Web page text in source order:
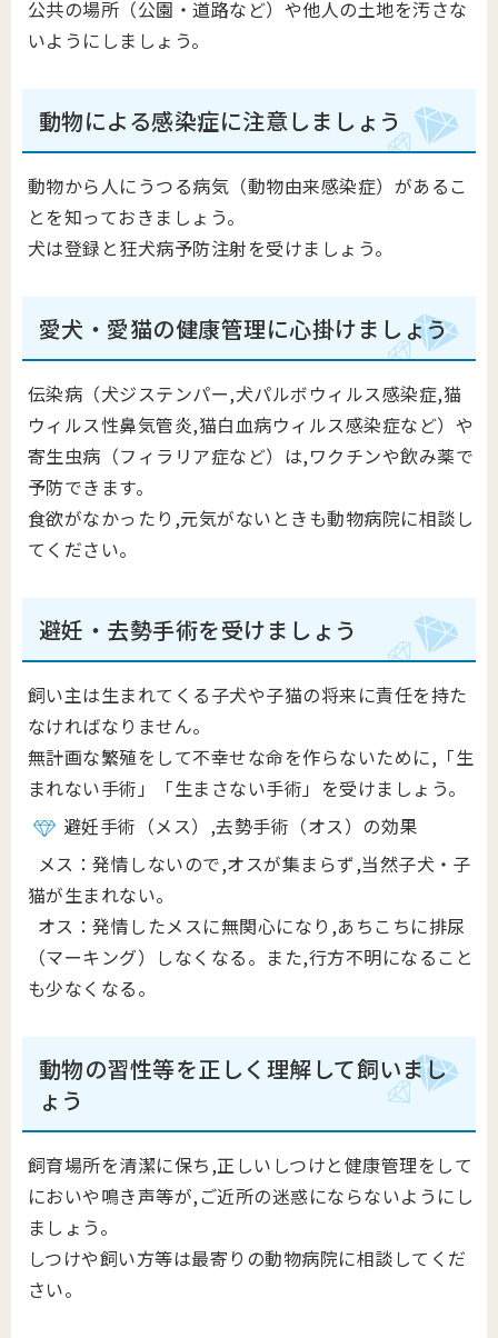
公共の場所（公園・道路など）や他人の土地を汚さな
いようにしましょう。
動物による感染症に注意しましょう
動物から人にうつる病気（動物由来感染症）があるこ
とを知っておきましょう。
犬は登録と狂犬病予防注射を受けましょう。
愛犬・愛猫の健康管理に心掛けましょう
伝染病（犬ジステンパー,犬パルボウィルス感染症,猫
ウィルス性鼻気管炎,猫白血病ウィルス感染症など）や
寄生虫病（フィラリア症など）は,ワクチンや飲み薬で
予防できます。
食欲がなかったり,元気がないときも動物病院に相談し
てください。
避妊・去勢手術を受けましょう
飼い主は生まれてくる子犬や子猫の将来に責任を持た
なければなりません。
無計画な繁殖をして不幸せな命を作らないために,「生
まれない手術」「生まさない手術」を受けましょう。
避妊手術（メス）,去勢手術（オス）の効果
メス：発情しないので,オスが集まらず,当然子犬・子
猫が生まれない。
オス：発情したメスに無関心になり,あちこちに排尿
（マーキング）しなくなる。また,行方不明になること
も少なくなる。
動物の習性等を正しく理解して飼いまし
ょう
飼育場所を清潔に保ち,正しいしつけと健康管理をして
においや鳴き声等が,ご近所の迷惑にならないようにし
ましょう。
しつけや飼い方等は最寄りの動物病院に相談してくだ
さい。